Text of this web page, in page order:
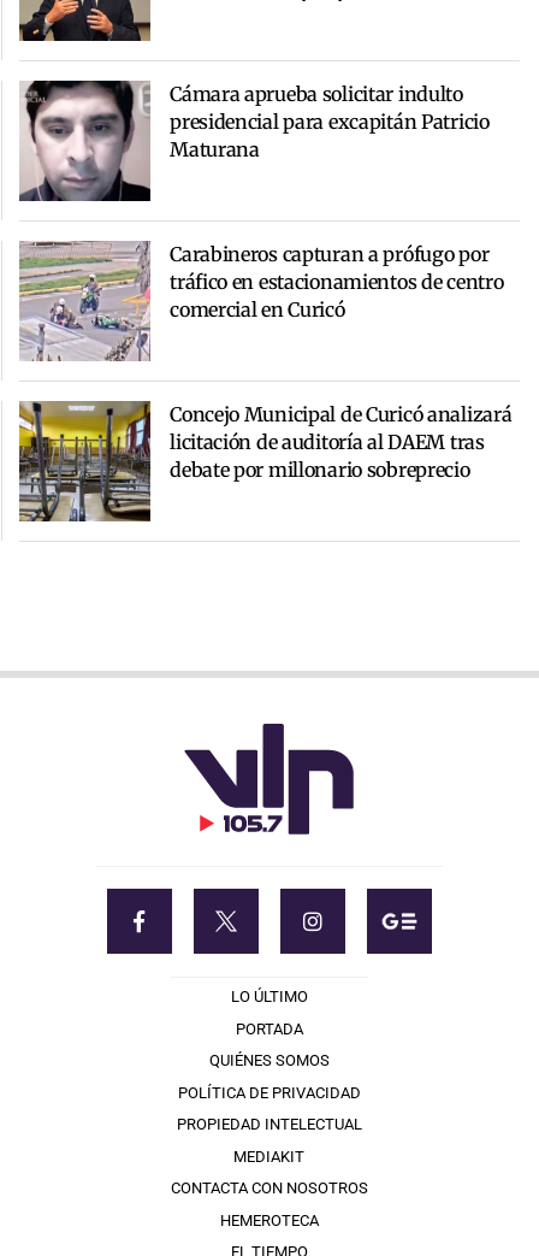
Cámara aprueba solicitar indulto
presidencial para excapitán Patricio
Maturana
Carabineros capturan a prófugo por
tráfico en estacionamientos de centro
comercial en Curicó
Concejo Municipal de Curicó analizará
licitación de auditoría al DAEM tras
debate por millonario sobreprecio
LO ÚLTIMO
PORTADA
QUIÉNES SOMOS
POLÍTICA DE PRIVACIDAD
PROPIEDAD INTELECTUAL
MEDIAKIT
CONTACTA CON NOSOTROS
HEMEROTECA
EL TIEMPO